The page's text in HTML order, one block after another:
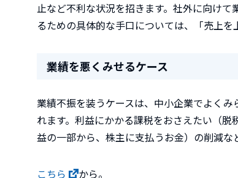
止など不利な状況を招きます。社外に向け
るための具体的な手口については、「売上を
業績を悪くみせるケース
業績不振を装うケースは、中小企業でよく
れます。利益にかかる課税をおさえたい（
益の一部から、株主に支払うお金）の削減な
こちら から。